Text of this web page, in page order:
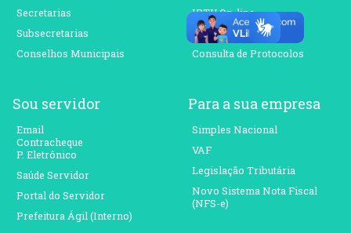
Secretarias
Subsecretarias
Conselhos Municipais
IPTU On-line
ISS On-line
Consulta de Protocolos
Sou servidor
Email
Contracheque
P. Eletrônico
Saúde Servidor
Portal do Servidor
Prefeitura Ágil (Interno)
Para a sua empresa
Simples Nacional
VAF
Legislação Tributária
Novo Sistema Nota Fiscal
(NFS-e)